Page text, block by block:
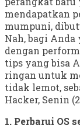
mendapatkan
mumpuni,
Nah, bagi
dengan
tips yang bisa
ringan untuk
tidak lemot,
Hacker, Senin
1. Perbarui OS